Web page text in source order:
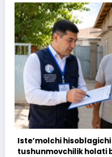
bog‘liq
qilindi
172